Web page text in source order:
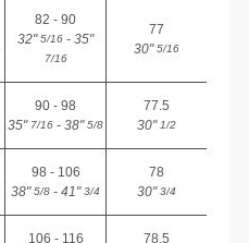
82 - 90
32"5/16 - 35"
7/16
77
30"5/16
90 - 98
35"7/16 - 38"5/8
77.5
30"1/2
98 - 106
38"5/8 - 41"3/4
78
30"3/4
106 - 116 78.5